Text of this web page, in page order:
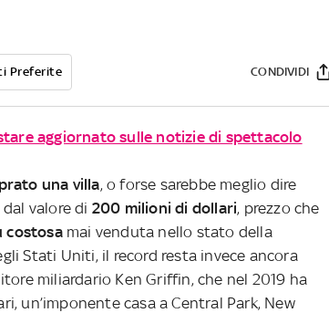
Preferite CONDIVIDI
aggiornato sulle notizie di spettacolo
una villa, o forse sarebbe meglio dire
valore di 200 milioni di dollari, prezzo che
costosa mai venduta nello stato della
Stati Uniti, il record resta invece ancora
miliardario Ken Griffin, che nel 2019 ha
un’imponente casa a Central Park, New